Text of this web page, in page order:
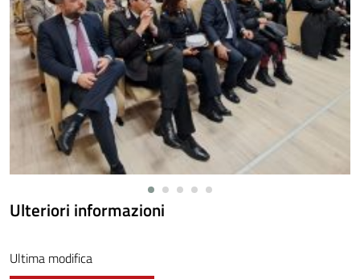
Ulteriori informazioni
Ultima modifica